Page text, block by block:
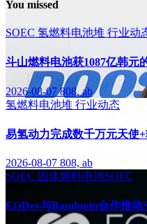
You missed
SOEC 氢燃料电池堆 行业动
斗山燃料电池获1087亿韩元
2026-08-07808, ab
氢燃料电池堆 行业动态
易氢动力完成数千万元天使
2026-08-07 808, ab
SOEC 固体燃料电池SOFC
EODev与Baudouin合作推动